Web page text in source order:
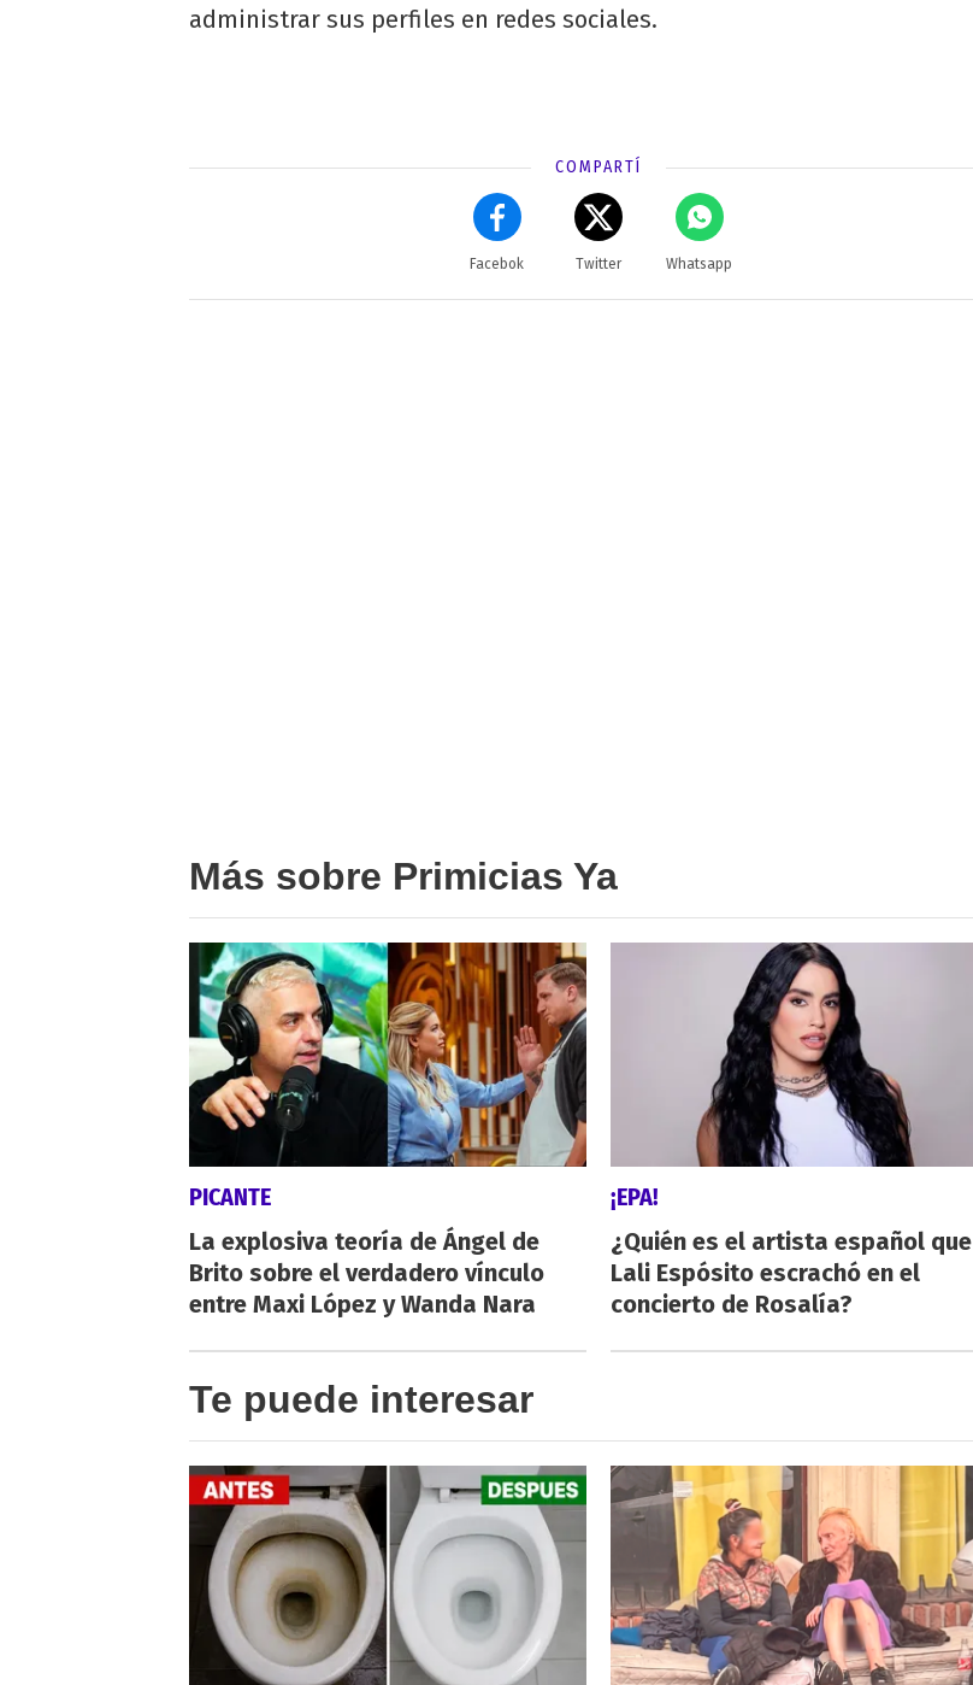
administrar sus perfiles en redes sociales.
COMPARTÍ
Facebok Twitter Whatsapp
Más sobre Primicias Ya
PICANTE
La explosiva teoría de Ángel de
Brito sobre el verdadero vínculo
entre Maxi López y Wanda Nara
¡EPA!
¿Quién es el artista español que
Lali Espósito escrachó en el
concierto de Rosalía?
Te puede interesar